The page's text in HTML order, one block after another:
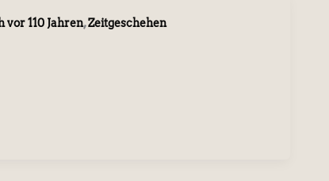
vor 110 Jahren,Zeitgeschehen